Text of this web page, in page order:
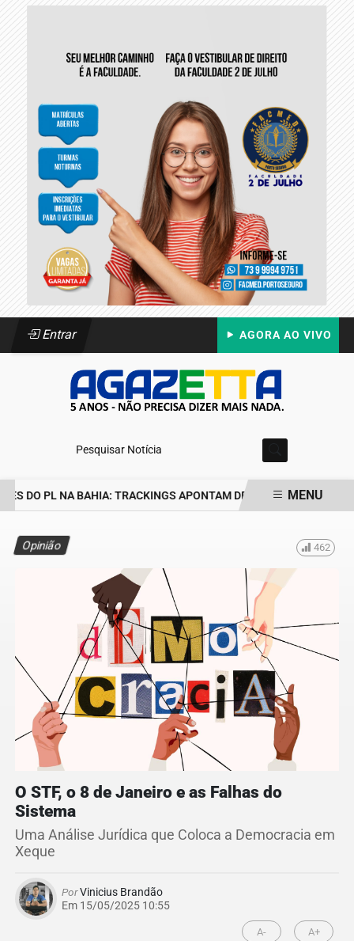
Entrar AGORA AO VIVO
Pesquisar Notícia
DO PL NA BAHIA: TRACKINGS APONTAM DRA. RAISSA SOARES E
MENU
Opinião 462
O STF, o 8 de Janeiro e as Falhas do
Sistema
Uma Análise Jurídica que Coloca a Democracia em
Xeque
PorVinicius Brandão
Em 15/05/2025 10:55
A- A+